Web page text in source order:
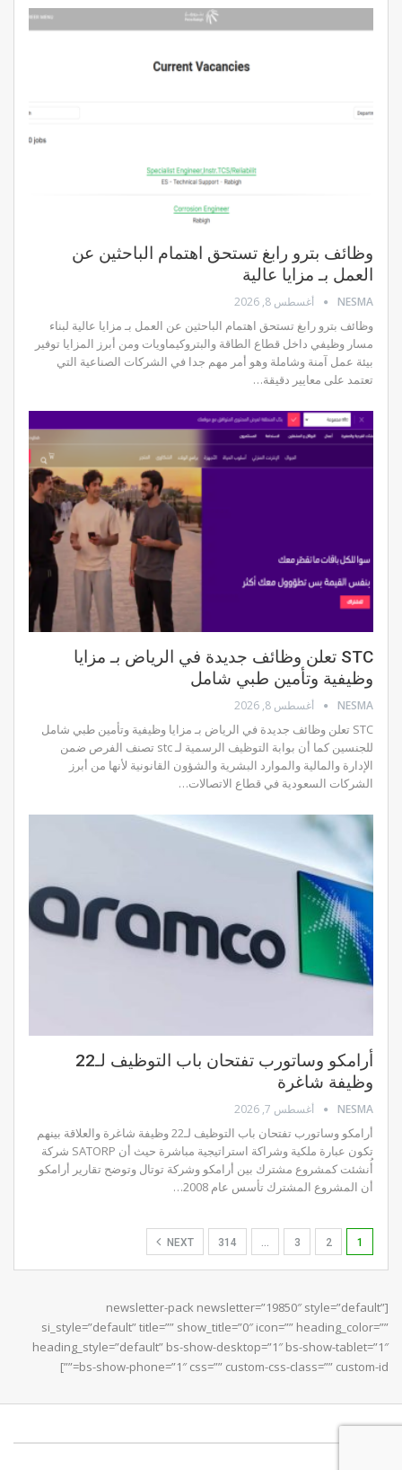
وظائف بترو رابغ تستحق اهتمام الباحثين عن
العمل بـ مزايا عالية
NESMA أغسطس 8, 2026
وظائف بترو رابغ تستحق اهتمام الباحثين عن العمل بـ مزايا عالية لبناء
مسار وظيفي داخل قطاع الطاقة والبتروكيماويات ومن أبرز المزايا توفير
بيئة عمل آمنة وشاملة وهو أمر مهم جدا في الشركات الصناعية التي
تعتمد على معايير دقيقة…
STC تعلن وظائف جديدة في الرياض بـ مزايا
وظيفية وتأمين طبي شامل
NESMA أغسطس 8, 2026
STC تعلن وظائف جديدة في الرياض بـ مزايا وظيفية وتأمين طبي شامل
للجنسين كما أن بوابة التوظيف الرسمية لـ stc تصنف الفرص ضمن
الإدارة والمالية والموارد البشرية والشؤون القانونية لأنها من أبرز
الشركات السعودية في قطاع الاتصالات…
أرامكو وساتورب تفتحان باب التوظيف لـ22
وظيفة شاغرة
NESMA أغسطس 7, 2026
أرامكو وساتورب تفتحان باب التوظيف لـ22 وظيفة شاغرة والعلاقة بينهم
تكون عبارة ملكية وشراكة استراتيجية مباشرة حيث أن SATORP شركة
أُنشئت كمشروع مشترك بين أرامكو وشركة توتال وتوضح تقارير أرامكو
أن المشروع المشترك تأسس عام 2008…
1
2
3
314
NEXT
[newsletter-pack newsletter=”19850″ style=”default”
si_style=”default” title=”” show_title=”0″ icon=”” heading_color=””
heading_style=”default” bs-show-desktop=”1″ bs-show-tablet=”1″
bs-show-phone=”1″ css=”” custom-css-class=”” custom-id=””]